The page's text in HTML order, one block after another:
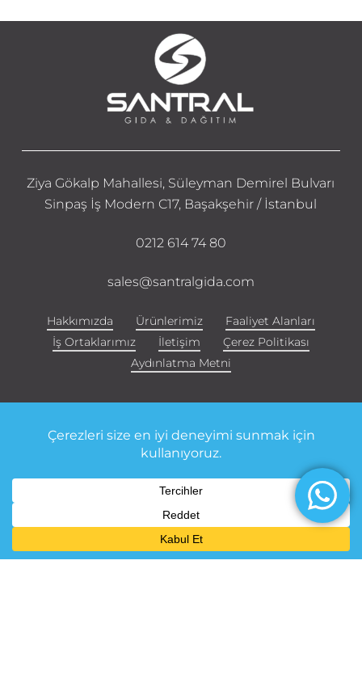
Ziya Gökalp Mahallesi, Süleyman Demirel Bulvarı
Sinpaş İş Modern C17, Başakşehir / İstanbul
0212 614 74 80
sales@santralgida.com
Hakkımızda Ürünlerimiz
Faaliyet Alanları
İş Ortaklarımız
İletişim
Çerez Politikası
Aydınlatma Metni